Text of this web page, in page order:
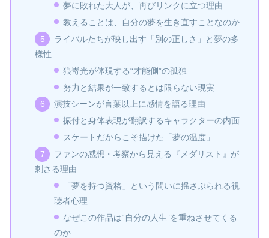
夢に敗れた大人が、再びリンクに立つ理由
教えることは、自分の夢を生き直すことなのか
ライバルたちが映し出す「別の正しさ」と夢の多
様性
狼嵜光が体現する“才能側”の孤独
努力と結果が一致するとは限らない現実
演技シーンが言葉以上に感情を語る理由
振付と身体表現が翻訳するキャラクターの内面
スケートだからこそ描けた「夢の温度」
ファンの感想・考察から見える『メダリスト』が
刺さる理由
「夢を持つ資格」という問いに揺さぶられる視
聴者心理
なぜこの作品は“自分の人生”を重ねさせてくる
のか